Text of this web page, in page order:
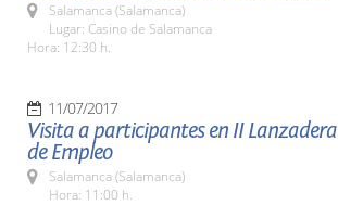
Salamanca (Salamanca)
Lugar: Casino de Salamanca
Hora: 12:30 h.
11/07/2017
Visita a participantes en II Lanzadera
de Empleo
Salamanca (Salamanca)
Hora: 11:00 h.